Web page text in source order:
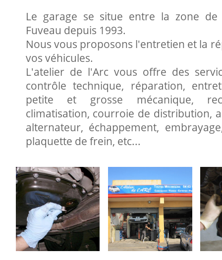
Le garage se situe entre la zone de
Fuveau depuis 1993.
Nous vous proposons l'entretien et la
vos véhicules.
L'atelier de l'Arc vous offre des
contrôle technique, réparation,
petite et grosse mécanique,
climatisation, courroie de distribution,
alternateur, échappement,
plaquette de frein, etc...